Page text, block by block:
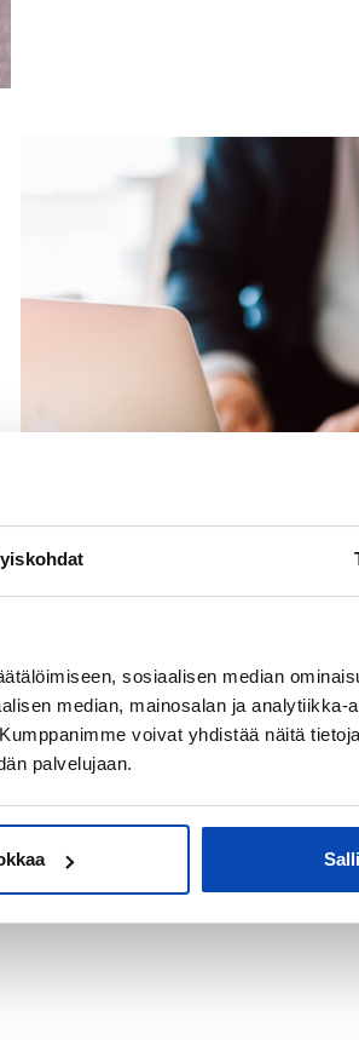
sosiaalisen median
median, mainosalan ja analytiikka-
voivat yhdistää näitä
palvelujaan.